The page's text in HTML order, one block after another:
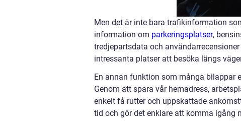
Men det är inte bara trafikinformation
information om parkeringsplatser,
tredjepartsdata och
intressanta platser att besöka längs
En annan funktion som många bilappar
Genom att spara vår hemadress,
enkelt få rutter och uppskattade
tid och gör det enklare att komma igång